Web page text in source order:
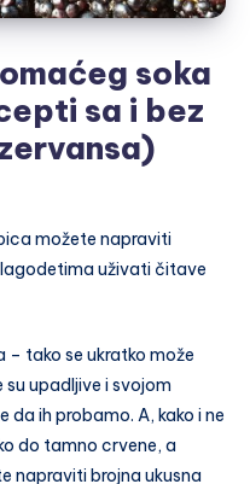
soka
sa i bez
možete napraviti
uživati čitave
– tako se ukratko može
upadljive i svojom
ih probamo. A, kako i ne
do tamno crvene, a
napraviti brojna ukusna